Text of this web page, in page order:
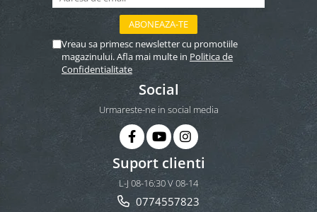
Vreau sa primesc newsletter cu promotiile
magazinului. Afla mai multe in Politica de
Confidentialitate
Social
Urmareste-ne in social media
Suport clienti
L-J 08-16:30 V 08-14
0774557823